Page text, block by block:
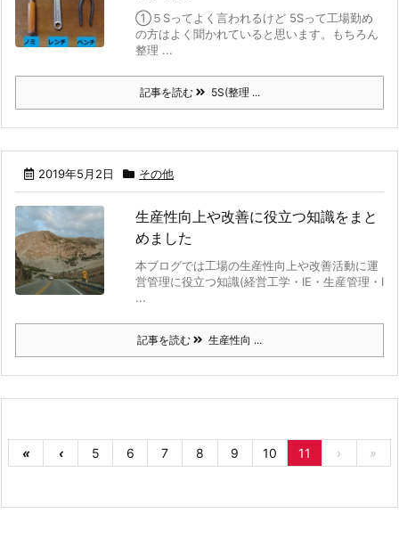
①５Sってよく言われるけど 5Sって工場勤め
の方はよく聞かれていると思います。もちろん
整理 ...
記事を読む 5S(整理 ...
2019年5月2日 その他
生産性向上や改善に役立つ知識をまと
めました
本ブログでは工場の生産性向上や改善活動に運
営管理に役立つ知識(経営工学・IE・生産管理・I
...
記事を読む 生産性向 ...
« ‹ 5 6 7 8 9 10 11 › »